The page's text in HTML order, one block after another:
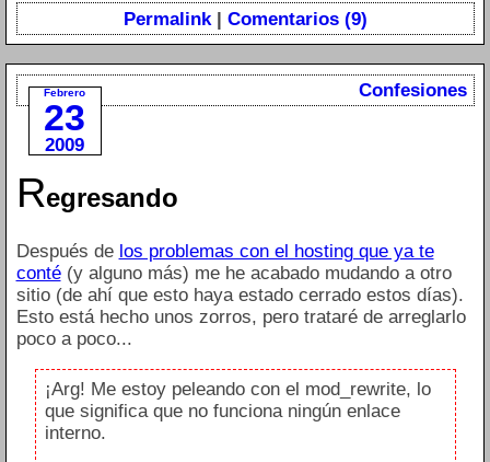
Permalink| Comentarios (9)
Febrero
23
2009
Confesiones
Regresando
Después de los problemas con el hosting que ya te
conté(y alguno más) me he acabado mudando a otro
sitio (de ahí que esto haya estado cerrado estos días).
Esto está hecho unos zorros, pero trataré de arreglarlo
poco a poco...
¡Arg! Me estoy peleando con el mod_rewrite, lo
que significa que no funciona ningún enlace
interno.